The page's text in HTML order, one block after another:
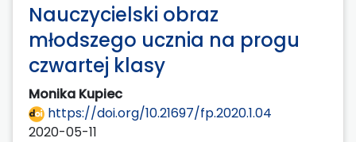
Nauczycielski obraz
młodszego ucznia na progu
czwartej klasy
Monika Kupiec
https://doi.org/10.21697/fp.2020.1.04
2020-05-11